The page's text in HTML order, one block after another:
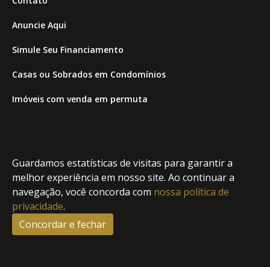
Guardamos estatísticas de visitas para garantir a
melhor experiência em nosso site. Ao continuar a
navegação, você concorda com nossa política de
privacidade.
Concordar e fechar
Anuncie Aqui
Simule Seu Financiamento
Casas ou Sobrados em Condomínios
Imóveis com venda em permuta
Casa com piscina
Apartamento com piscina
Condomínio fechado